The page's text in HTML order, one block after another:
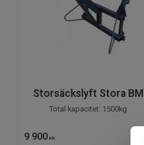
Storsäckslyft Stora BM
Total kapacitet: 1500kg
9 900 KR